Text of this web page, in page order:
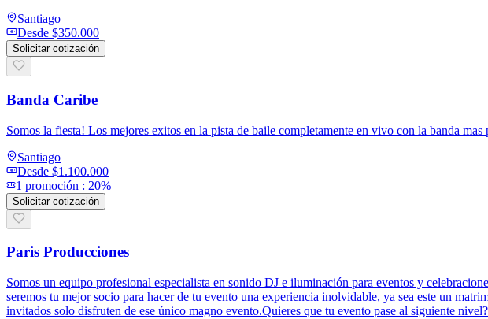
Santiago
Desde $350.000
Solicitar cotización
Banda Caribe
Somos la fiesta! Los mejores exitos en la pista de baile completamente en vivo con la banda
Santiago
Desde $1.100.000
1 promoción : 20%
Solicitar cotización
Paris Producciones
Somos un equipo profesional especialista en sonido DJ e iluminación para eventos y
seremos tu mejor socio para hacer de tu evento una experiencia inolvidable, ya sea este un
invitados solo disfruten de ese único magno evento.Quieres que tu evento pase al siguiente